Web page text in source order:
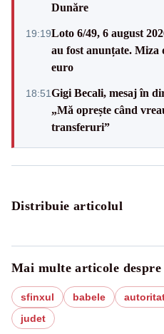
Dunăre
19:19Loto 6/49, 6 august
au fost anunțate. Miza
euro
18:51Gigi Becali, mesaj în
„Mă oprește când
transferuri”
Distribuie articolul
Mai multe articole despre
sfinxul babele
judet